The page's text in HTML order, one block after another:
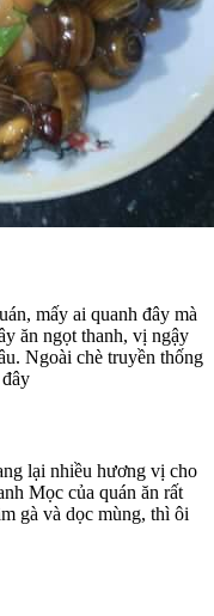
mấy ai quanh đây mà
ăn ngọt thanh, vị ngậy
Ngoài chè truyền thống
lại nhiều hương vị cho
Mọc của quán ăn rất
gà và dọc mùng, thì ôi